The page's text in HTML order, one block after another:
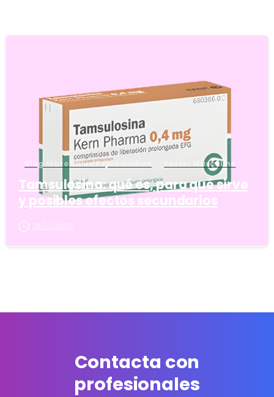
Blog sobre Salud Reproductiva Factor Masculino
Tamsulosina: qué es, para qué sirve
y posibles efectos secundarios
28/10/2025
Contacta con
profesionales